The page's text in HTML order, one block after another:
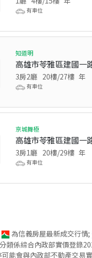
有車位
知道明
高雄市苓雅區建國一
3房2廳 20樓/27樓 年
有車位
京城舞極
高雄市苓雅區建國一
3房1廳 20樓/29樓 年
有車位
為信義房屋最新成交行情;
類係綜合內政部實價登錄
能會與內政部不動產交易